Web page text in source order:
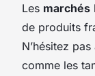
Les marchés
de produits
N’hésitez
comme les